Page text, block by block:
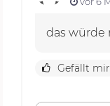
das würde
Gefällt mir